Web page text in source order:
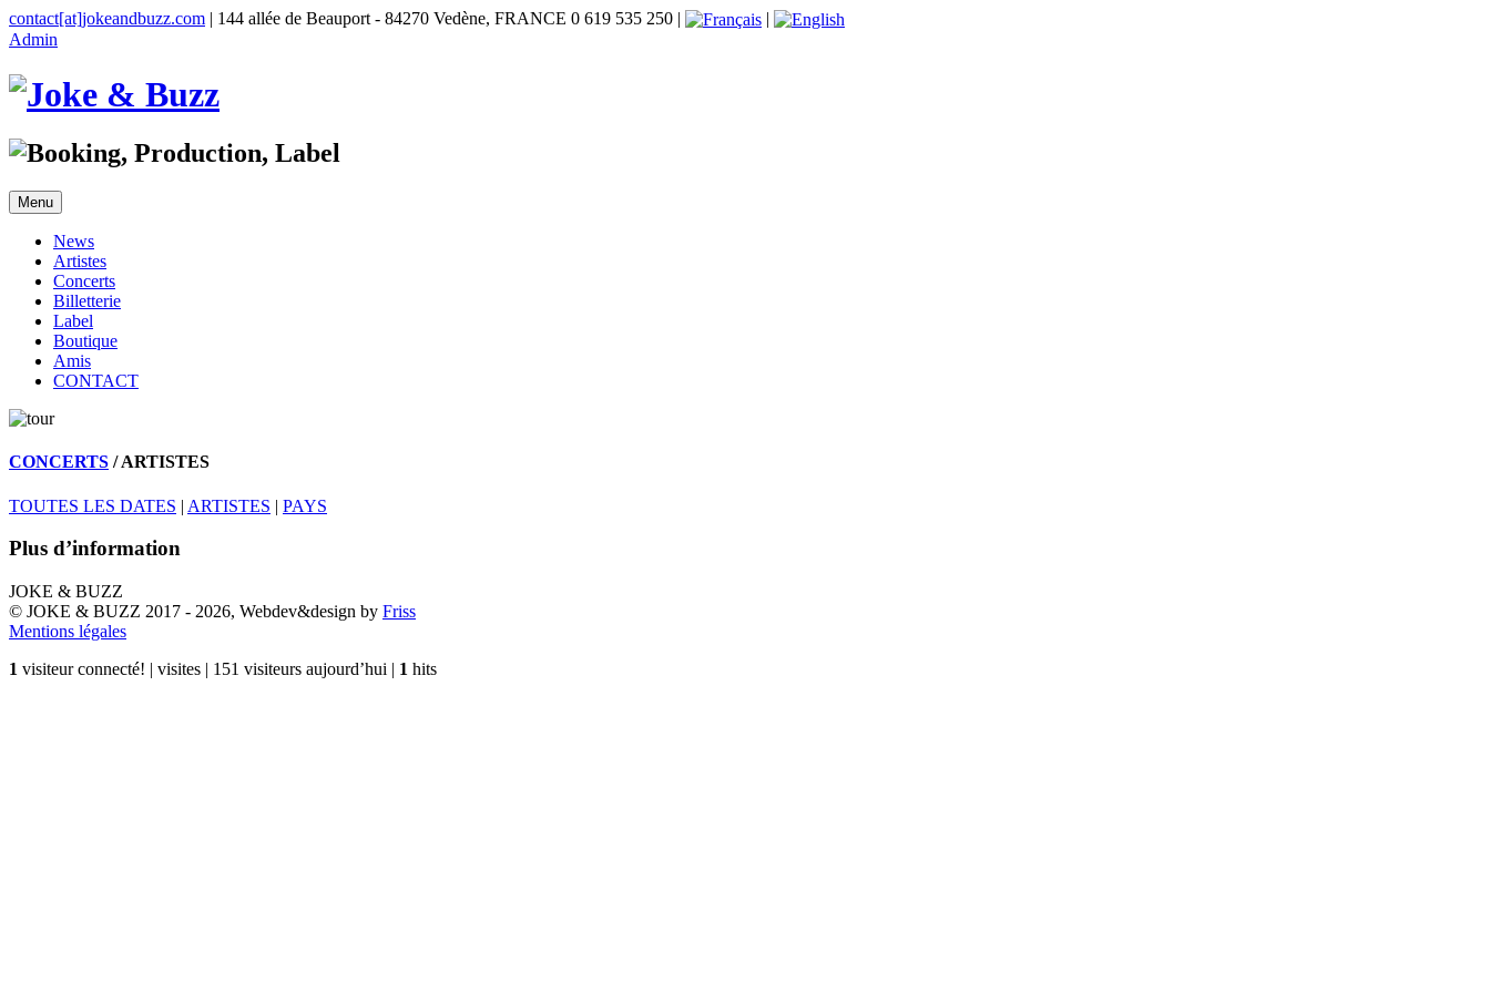
contact[at]jokeandbuzz.com | 144 allée de Beauport - 84270 Vedène, FRANCE 0 619 535 250 |
|
Admin
Menu
News
Artistes
Concerts
Billetterie
Label
Boutique
Amis
CONTACT
CONCERTS / ARTISTES
TOUTES LES DATES | ARTISTES | PAYS
Plus d’information
JOKE & BUZZ
© JOKE & BUZZ 2017 - 2026, Webdev&design by Friss
Mentions légales
1 visiteur connecté! | visites | 151 visiteurs aujourd’hui | 1 hits